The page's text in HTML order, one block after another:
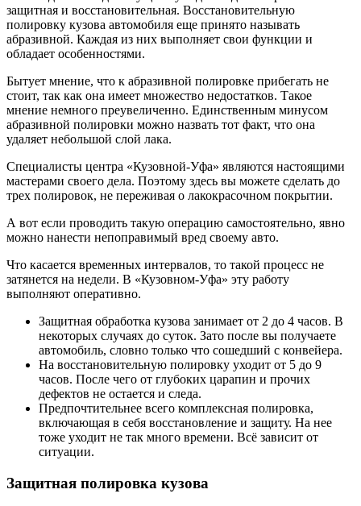
защитная и восстановительная. Восстановительную
полировку кузова автомобиля еще принято называть
абразивной. Каждая из них выполняет свои функции и
обладает особенностями.
Бытует мнение, что к абразивной полировке прибегать не
стоит, так как она имеет множество недостатков. Такое
мнение немного преувеличенно. Единственным минусом
абразивной полировки можно назвать тот факт, что она
удаляет небольшой слой лака.
Специалисты центра «Кузовной-Уфа» являются настоящими
мастерами своего дела. Поэтому здесь вы можете сделать до
трех полировок, не переживая о лакокрасочном покрытии.
А вот если проводить такую операцию самостоятельно, явно
можно нанести непоправимый вред своему авто.
Что касается временных интервалов, то такой процесс не
затянется на недели. В «Кузовном-Уфа» эту работу
выполняют оперативно.
Защитная обработка кузова занимает от 2 до 4 часов. В
некоторых случаях до суток. Зато после вы получаете
автомобиль, словно только что сошедший с конвейера.
На восстановительную полировку уходит от 5 до 9
часов. После чего от глубоких царапин и прочих
дефектов не остается и следа.
Предпочтительнее всего комплексная полировка,
включающая в себя восстановление и защиту. На нее
тоже уходит не так много времени. Всё зависит от
ситуации.
Защитная полировка кузова